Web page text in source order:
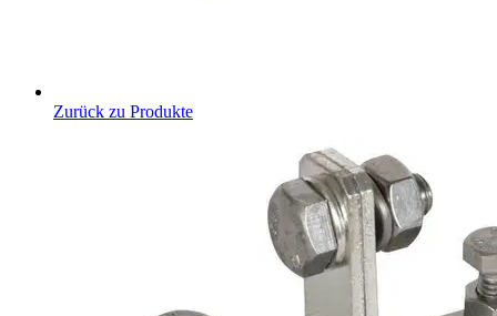
Zurück zu Produkte